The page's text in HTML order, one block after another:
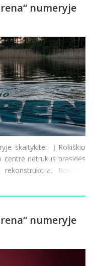
numeryje
skaitykite: Į Rokiškio
netrukus prasidės
Rokiškio
joje ko
numeryje